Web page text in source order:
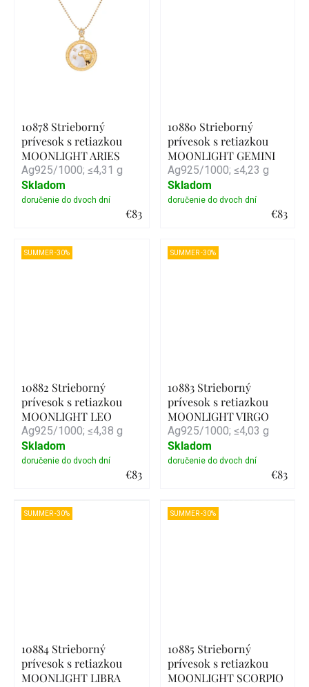
10878 Strieborný
prívesok s retiazkou
MOONLIGHT ARIES
Ag925/1000; ≤4,31 g
€83
Skladom
10880 Strieborný
prívesok s retiazkou
MOONLIGHT GEMINI
Ag925/1000; ≤4,23 g
€83
Skladom
SUMMER -30%
10882 Strieborný
prívesok s retiazkou
MOONLIGHT LEO
Ag925/1000; ≤4,38 g
€83
Skladom
SUMMER -30%
10883 Strieborný
prívesok s retiazkou
MOONLIGHT VIRGO
Ag925/1000; ≤4,03 g
€83
Skladom
SUMMER -30%
10884 Strieborný
prívesok s retiazkou
MOONLIGHT LIBRA
SUMMER -30%
10885 Strieborný
prívesok s retiazkou
MOONLIGHT SCORPIO